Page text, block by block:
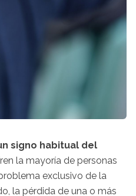
signo habitual del
la mayoría de personas
exclusivo de la
la pérdida de una o más